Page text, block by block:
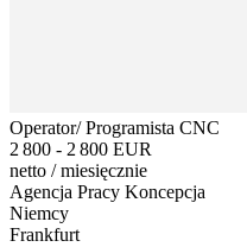
Operator/ Programista CNC
2 800 - 2 800 EUR
netto /miesięcznie
Agencja Pracy Koncepcja
Niemcy
Frankfurt